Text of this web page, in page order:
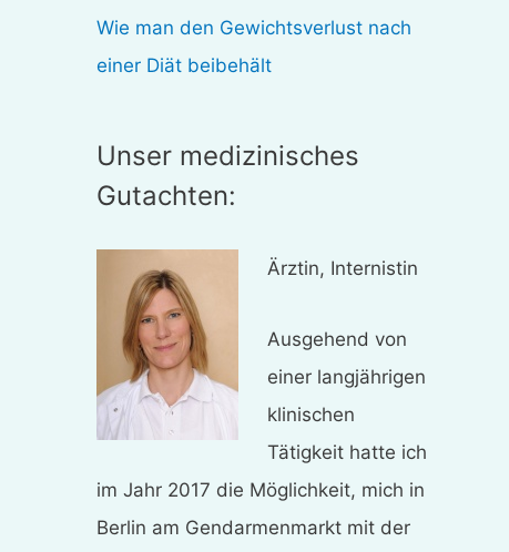
Wie man den Gewichtsverlust nach
einer Diät beibehält
Unser medizinisches
Gutachten:
Ärztin, Internistin
Ausgehend von
einer langjährigen
klinischen
Tätigkeit hatte ich
im Jahr 2017 die Möglichkeit, mich in
Berlin am Gendarmenmarkt mit der